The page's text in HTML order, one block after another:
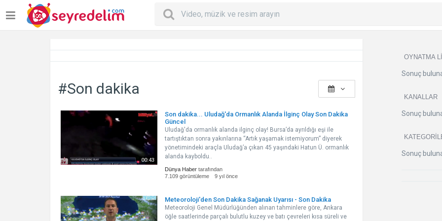
#Son dakika
00:43
Son dakika... Uludağ'da Ormanlık Alanda İlginç Olay Son Dakika
Güncel
Uludağ'da ormanlık alanda ilginç olay! Bursa’da ayrıldığı eşi ile
tartıştıktan sonra yakınlarına “Artık yaşamak istemiyorum” diyerek
yönetimindeki araçla Uludağ’a çıkan 45 yaşındaki Hatun Ü. ormanlık
alanda kayboldu..
Dünya Haber tarafından
7.109 görüntüleme
9 yıl önce
Meteoroloji'den Son Dakika Sağanak Uyarısı - Son Dakika
Meteoroloji Genel Müdürlüğünden alınan tahminlere göre, Ankara
öğle saatlerinde parçalı bulutlu kuzey ve batı çevreleri kısa süreli ve
OYNATMA
Sonuç
KANALLAR
Sonuç
Sonuç